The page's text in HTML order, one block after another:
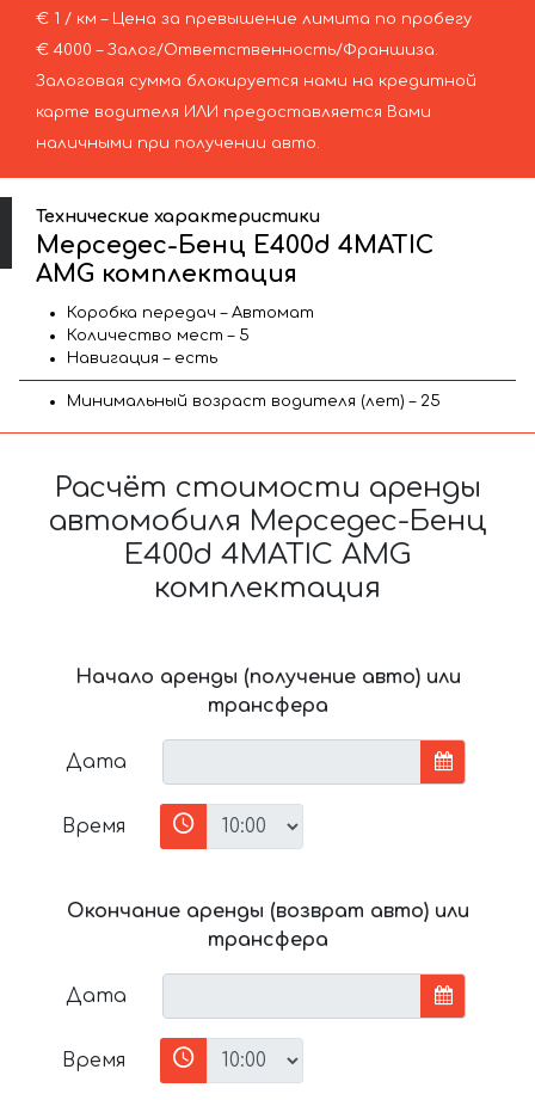
€ 1 / км – Цена за превышение лимита по пробегу
€ 4000 – Залог/Ответственность/Франшиза.
Залоговая сумма блокируется нами на кредитной
карте водителя ИЛИ предоставляется Вами
наличными при получении авто.
Технические характеристики
Мерседес-Бенц E400d 4MATIC
AMG комплектация
Коробка передач – Автомат
Количество мест – 5
Навигация – есть
Минимальный возраст водителя (лет) – 25
Расчёт стоимости аренды
автомобиля Мерседес-Бенц
E400d 4MATIC AMG
комплектация
Начало аренды (получение авто) или
трансфера
Дата
Время
Окончание аренды (возврат авто) или
трансфера
Дата
Время